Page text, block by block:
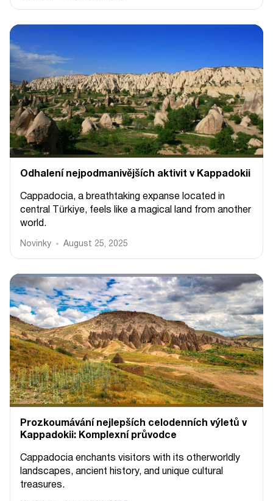
Odhalení nejpodmanivějších aktivit v Kappadokii
Cappadocia, a breathtaking expanse located in
central Türkiye, feels like a magical land from another
world.
Novinky August 25, 2025
Prozkoumávání nejlepších celodenních výletů v
Kappadokii: Komplexní průvodce
Cappadocia enchants visitors with its otherworldly
landscapes, ancient history, and unique cultural
treasures.